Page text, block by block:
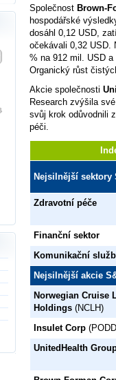
Společnost Brown-
hospodářské
dosáhl 0,12 USD,
očekávali 0,32 USD.
% na 912 mil. USD
Organický růst
Akcie společnosti
Research zvýšila
svůj krok odůvodnili
péči.
Nejsilnější sektory
Zdravotní péče
Finanční sektor
Komunikační
Nejsilnější akcie
Norwegian Cruise
Holdings (NCLH)
Insulet Corp
UnitedHealth